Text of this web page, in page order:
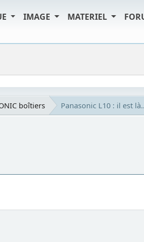
IMAGE MATERIEL
boîtiers Panasonic L10 : il est